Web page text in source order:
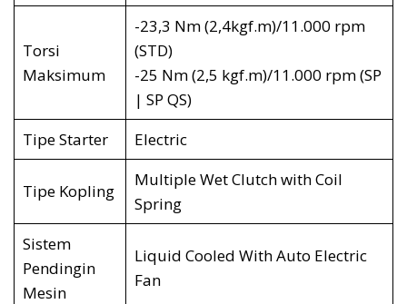
Torsi
Maksimum
-23,3 Nm (2,4kgf.m)/11.000 rpm
(STD)
-25 Nm (2,5 kgf.m)/11.000 rpm (SP
| SP QS)
Tipe Starter
Electric
Tipe Kopling
Multiple Wet Clutch with Coil
Spring
Sistem
Pendingin
Mesin
Liquid Cooled With Auto Electric
Fan